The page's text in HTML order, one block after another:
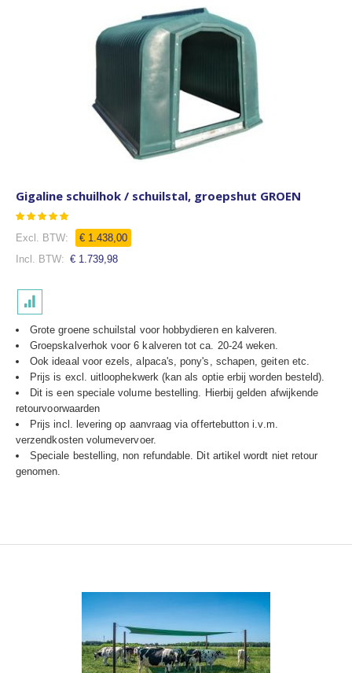
Gigaline schuilhok / schuilstal, groepshut GROEN
Waardering:
99
100
€ 1.438,00
€ 1.739,98
Grote groene schuilstal voor hobbydieren en kalveren.
Groepskalverhok voor 6 kalveren tot ca. 20-24 weken.
Ook ideaal voor ezels, alpaca's, pony's, schapen, geiten etc.
Prijs is excl. uitloophekwerk (kan als optie erbij worden besteld).
Dit is een speciale volume bestelling. Hierbij gelden afwijkende
retourvoorwaarden
Prijs incl. levering op aanvraag via offertebutton i.v.m.
verzendkosten volumevervoer.
Speciale bestelling, non refundable. Dit artikel wordt niet retour
genomen.